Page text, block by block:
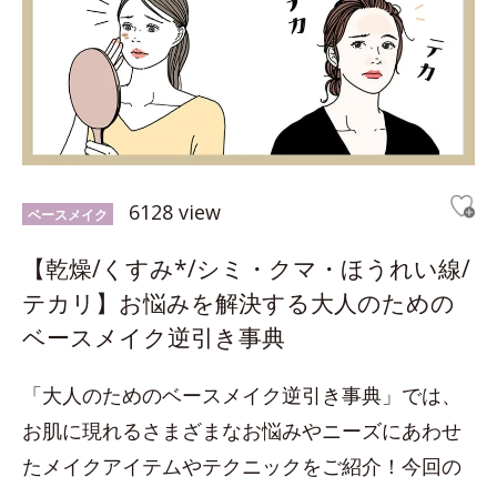
ベースメイク 6128 view
【乾燥/くすみ*/シミ・クマ・ほうれい線/
テカリ】お悩みを解決する大人のための
ベースメイク逆引き事典
「大人のためのベースメイク逆引き事典」では、
お肌に現れるさまざまなお悩みやニーズにあわせ
たメイクアイテムやテクニックをご紹介！今回の